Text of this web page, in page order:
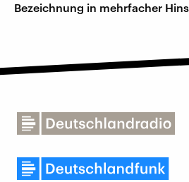
Bezeichnung in mehrfacher